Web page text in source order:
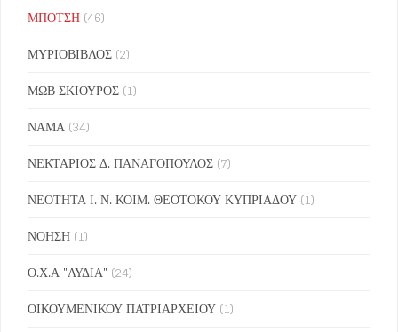
ΜΠΟΤΣΗ (46)
ΜΥΡΙΟΒΙΒΛΟΣ (2)
ΜΩΒ ΣΚΙΟΥΡΟΣ (1)
ΝΑΜΑ (34)
ΝΕΚΤΑΡΙΟΣ Δ. ΠΑΝΑΓΟΠΟΥΛΟΣ (7)
ΝΕΟΤΗΤΑ Ι. Ν. ΚΟΙΜ. ΘΕΟΤΟΚΟΥ ΚΥΠΡΙΑΔΟΥ (1)
ΝΟΗΣΗ (1)
Ο.Χ.Α "ΛΥΔΙΑ" (24)
ΟΙΚΟΥΜΕΝΙΚΟΥ ΠΑΤΡΙΑΡΧΕΙΟΥ (1)